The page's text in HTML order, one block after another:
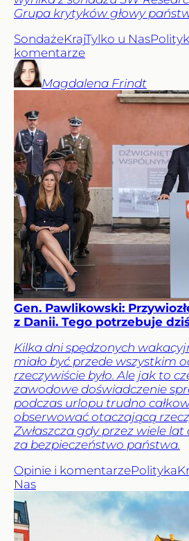
Grupa krytyków głowy
SondażeKrajTylko u Nas
komentarze
Magdalena Frindt
Gen. Pawlikowski:
z Danii. Tego potrzebuje
Kilka dni spędzonych
miało być przede wszystkim
rzeczywiście było. Ale jak to
zawodowe doświadczenie
podczas urlopu trudno
obserwować otaczającą
Zwłaszcza gdy przez wiele lat
za bezpieczeństwo państwa.
Opinie i komentarzePolityka
Nas